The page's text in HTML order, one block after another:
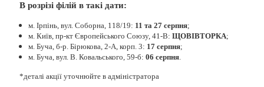
В розрізі філій в такі дати:
м. Ірпінь, вул. Соборна, 118/19: 11 та 27 серпня;
м. Київ, пр-кт Європейського Союзу, 41-В: ЩОВІВТОРКА;
м. Буча, б-р. Бірюкова, 2-А, корп. 3: 17 серпня;
м. Буча, вул. В. Ковальського, 59-б: 06 серпня.
*деталі акції уточнюйте в адміністратора